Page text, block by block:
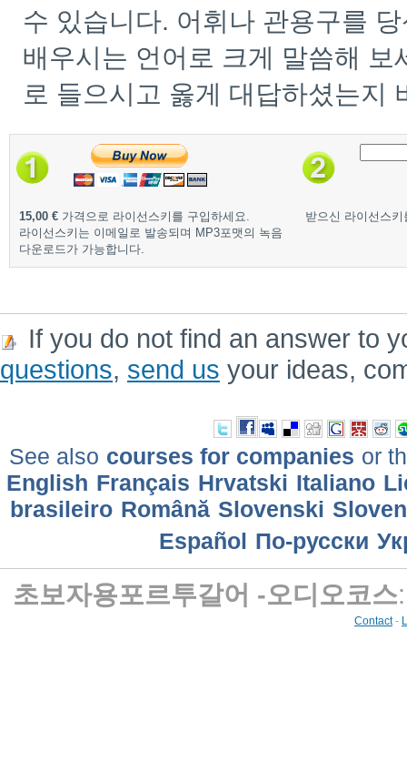
수 있습니다. 어휘나 관용구를
배우시는 언어로 크게 말씀해
로 들으시고 옳게 대답하셨는지
15,00 € 가격으로 라이선스키를 구입하세요.
라이선스키는 이메일로 발송되며 MP3포맷의 녹음
다운로드가 가능합니다.
받으신 라이선스
If you do not find an answer to
questions, send us your ideas,
See also courses for companies or
English Français Hrvatski Italiano
brasileiro Română Slovenski
Еspañol По-русски
초보자용포르투갈어 -오디오코스
Contact-